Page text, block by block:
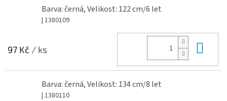
Barva: černá, Velikost: 122 cm/6 let
| 1380109
97 Kč / ks
Barva: černá, Velikost: 134 cm/8 let
| 1380110